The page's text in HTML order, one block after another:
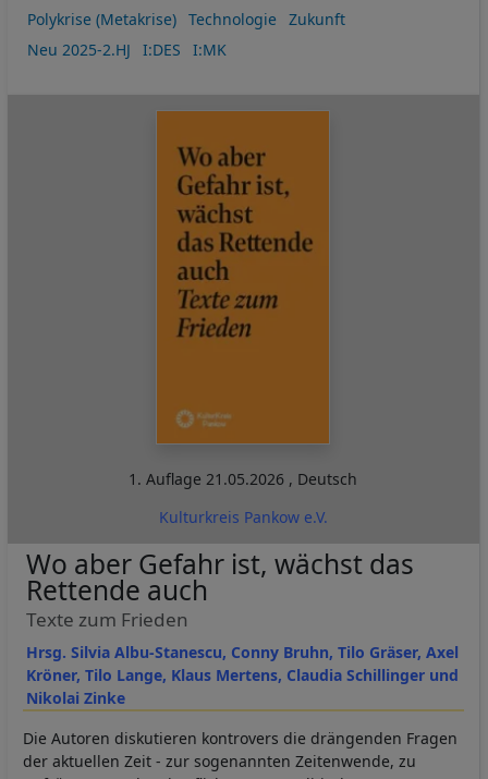
Polykrise (Metakrise)
Technologie
Zukunft
Neu 2025-2.HJ
I:DES I:MK
1. Auflage21.05.2026 , Deutsch
Kulturkreis Pankow e.V.
Hrsg. Silvia Albu-Stanescu, Conny Bruhn, Tilo Gräser, Axel
Kröner, Tilo Lange, Klaus Mertens, Claudia Schillinger und
Nikolai Zinke
Wo aber Gefahr ist, wächst das
Rettende auch
Texte zum Frieden
Die Autoren diskutieren kontrovers die drängenden Fragen
der aktuellen Zeit - zur sogenannten Zeitenwende, zu